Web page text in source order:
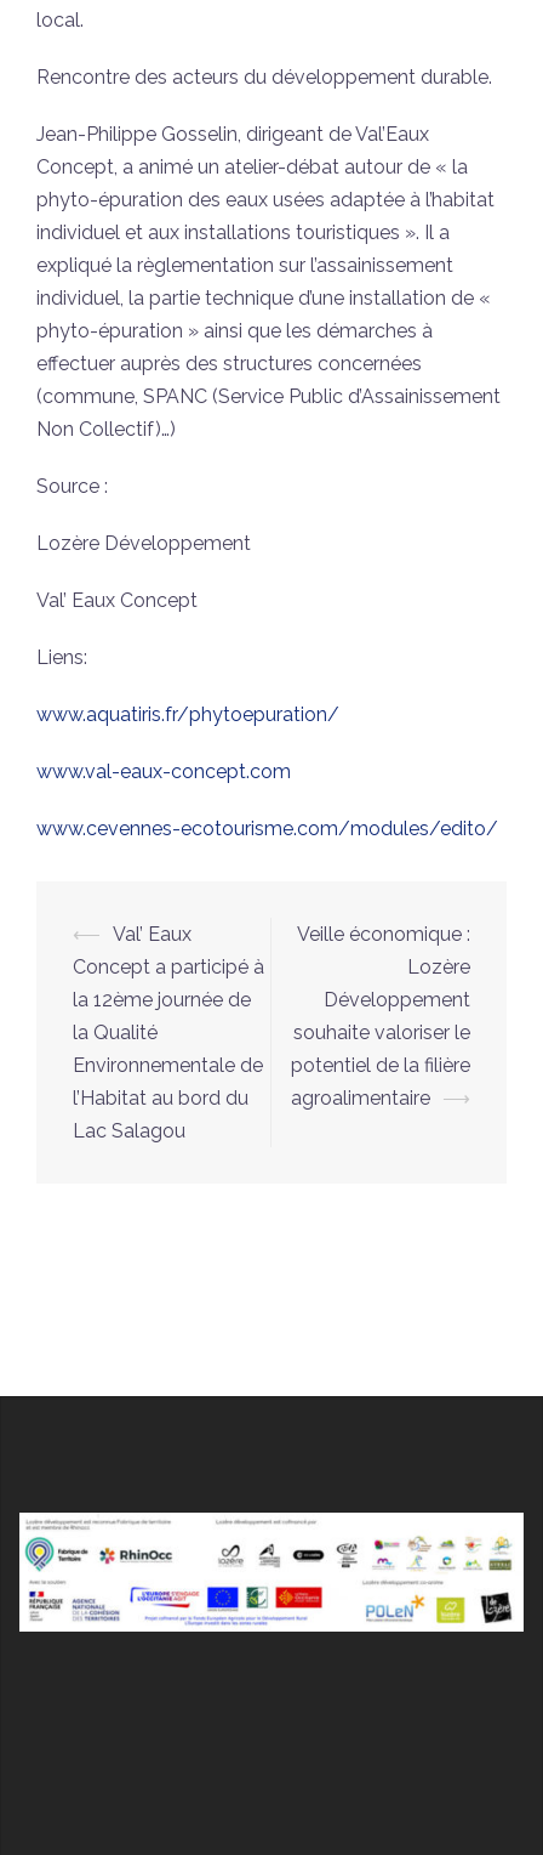
local.
Rencontre des acteurs du développement durable.
Jean-Philippe Gosselin, dirigeant de Val’Eaux
Concept, a animé un atelier-débat autour de « la
phyto-épuration des eaux usées adaptée à l’habitat
individuel et aux installations touristiques ». Il a
expliqué la règlementation sur l’assainissement
individuel, la partie technique d’une installation de «
phyto-épuration » ainsi que les démarches à
effectuer auprès des structures concernées
(commune, SPANC (Service Public d’Assainissement
Non Collectif)…)
Source :
Lozère Développement
Val’ Eaux Concept
Liens:
www.aquatiris.fr/phytoepuration/
www.val-eaux-concept.com
www.cevennes-ecotourisme.com/modules/edito/
Navigation
d’article
⟵ Val’ Eaux
Concept a participé à
la 12ème journée de
la Qualité
Environnementale de
l’Habitat au bord du
Lac Salagou
Veille économique :
Lozère
Développement
souhaite valoriser le
potentiel de la filière
agroalimentaire ⟶